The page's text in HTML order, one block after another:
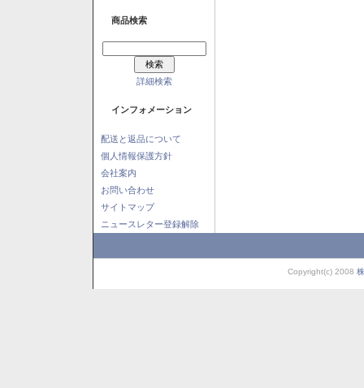
商品検索
詳細検索
インフォメーション
配送と返品について
個人情報保護方針
会社案内
お問い合わせ
サイトマップ
ニュースレター登録解除
Copyright(c) 2008